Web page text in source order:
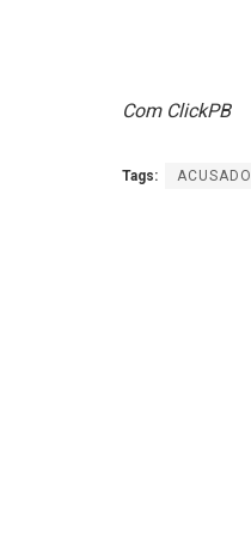
Com ClickPB
Tags: ACUSADO